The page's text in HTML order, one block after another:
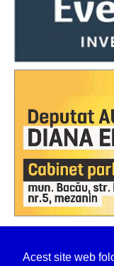
Acest site web